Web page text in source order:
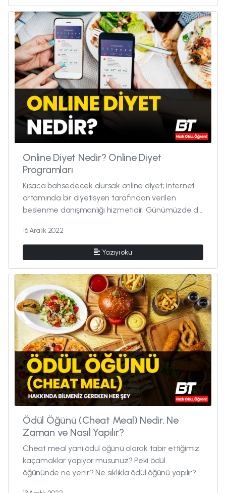
Online Diyet Nedir? Online Diyet
Programları
Kısaca bahsedecek olursak online diyet; internet
ortamında bir diyetisyen tarafından verilen
beslenme danışmanlığı hizmetidir. Günümüzde de
16 Aralık 2022
Yazıyı oku
Ödül Öğünü (Cheat Meal) Nedir, Ne
Zaman ve Nasıl Yapılır?
Cheat meal yani ödül öğünü olarak tabir ettiğimiz
kaçamaklar yapıyor musunuz? Peki ödül
öğününde ne yenir? Ne sıklıkla ödül öğünü yapılır?